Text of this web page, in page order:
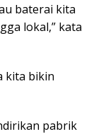
baterai kita
lokal,” kata
kita bikin
pabrik